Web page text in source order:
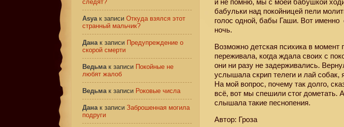
и не помню, мы с моей бабушкой
бабульки над покойницей пели
голос одной, бабы Гаши. Вот именно
ночь.
Возможно детская психика в момент
переживала, когда ждала своих с
они ни разу не задерживались.
услышала скрип телеги и лай собак,
На мой вопрос, почему так долго,
всё, вот мы спешили стог дометать.
слышала такие песнопения.
Автор: Гроза
следят?
Asyaк записи Откуда взялся этот
странный мальчик?
Данак записи Предупреждение о
скорой смерти
Ведьмак записи Покойные не
любят жалоб
Ведьмак записи Роковые числа
Данак записи Заброшенная могила
подруги